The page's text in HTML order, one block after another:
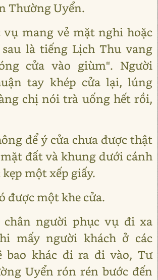
Thường Uyển.
vụ mang vẻ mặt nghi hoặc
là tiếng Lịch Thu vang
cửa vào giùm". Người
tay khép cửa lại, lúng
chị nói trà uống hết rồi,
để ý cửa chưa được thật
đất và khung dưới cánh
kẹp một xếp giấy.
được một khe cửa.
chân người phục vụ đi xa
mấy người khách ở các
bao khác đi ra đi vào, Tư
Uyển rón rén bước đến